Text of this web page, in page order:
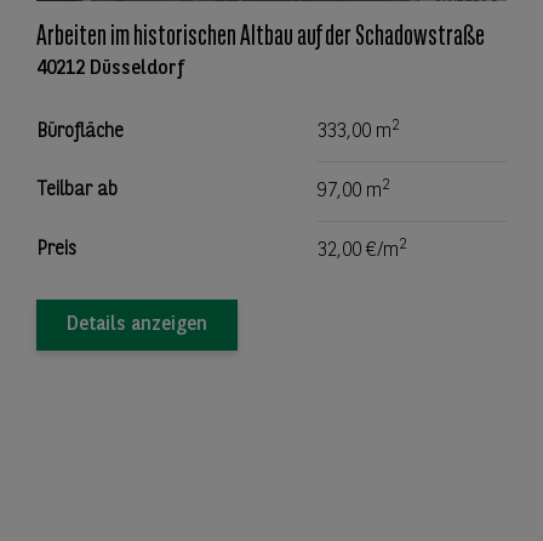
Arbeiten im historischen Altbau auf der Schadowstraße
40212 Düsseldorf
Bürofläche 333,00 m2
Teilbar ab 97,00 m2
Preis 32,00 €/m2
Details anzeigen